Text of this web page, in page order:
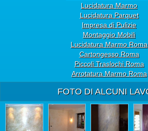
Lucidatura Marmo
Lucidatura Parquet
Impresa di Pulizie
Montaggio Mobili
Lucidatura Marmo Roma
Cartongesso Roma
Piccoli Traslochi Roma
Arrotatura Marmo Roma
FOTO DI ALCUNI